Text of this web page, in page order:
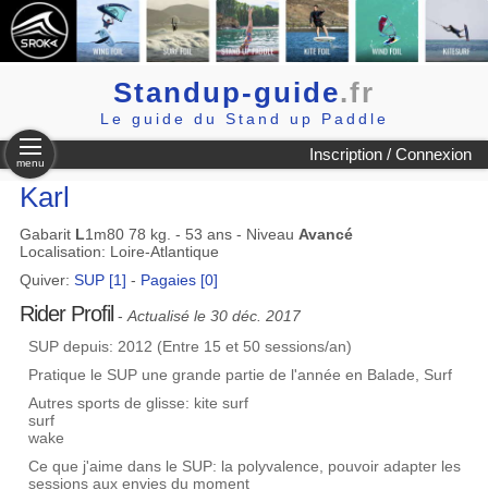
Standup-guide.fr
Le guide du Stand up Paddle
Inscription / Connexion
menu
Karl
Gabarit L1m80 78 kg. - 53 ans - Niveau Avancé
Localisation: Loire-Atlantique
Quiver: SUP [1] - Pagaies [0]
Rider Profil - Actualisé le 30 déc. 2017
SUP depuis: 2012 (Entre 15 et 50 sessions/an)
Pratique le SUP une grande partie de l'année en Balade, Surf
Autres sports de glisse: kite surf
surf
wake
Ce que j'aime dans le SUP: la polyvalence, pouvoir adapter les
sessions aux envies du moment